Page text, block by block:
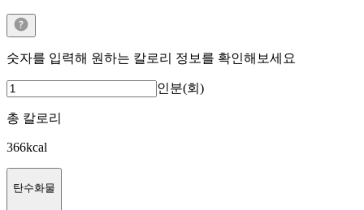
숫자를 입력해 원하는 칼로리 정보를 확인해보세요
인분(회)
총 칼로리
366kcal
탄수화물